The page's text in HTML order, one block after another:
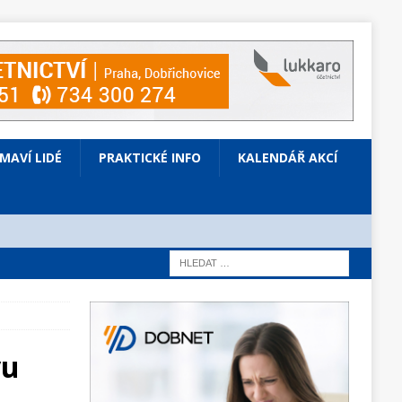
LIDÉ PRAKTICKÉ INFO KALENDÁŘ AKCÍ